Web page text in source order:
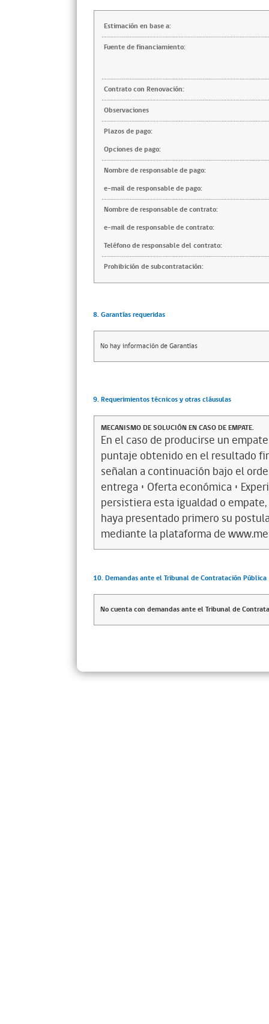
Estimación en base a:
Fuente de financiamiento:
Contrato con Renovación:
Observaciones
Plazos de pago:
Opciones de pago:
Nombre de responsable de pago:
e-mail de responsable de pago:
Nombre de responsable de contrato:
e-mail de responsable de contrato:
Teléfono de responsable del contrato:
Prohibición de subcontratación:
8. Garantías requeridas
No hay información de Garantías
9. Requerimientos técnicos y otras cláusulas
MECANISMO DE SOLUCIÓN EN CASO DE EMPATE.
En el caso de producirse un
puntaje obtenido en el resultado
señalan a continuación bajo el
entrega • Oferta económica •
persistiera esta igualdad o
haya presentado primero su
mediante la plataforma de
10. Demandas ante el Tribunal de Contratación Pública
No cuenta con demandas ante el Tribunal de